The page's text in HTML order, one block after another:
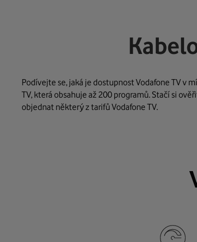
Podívejte se, jaká je dostupnost Vodafone TV v
TV, která obsahuje až 200 programů. Stačí si
objednat některý z tarifů Vodafone TV.